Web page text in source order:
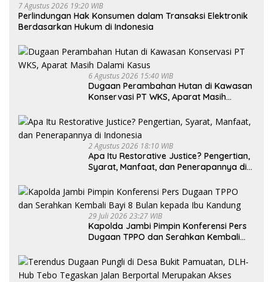
7 Agustus 2026 19:20 WIB
Perlindungan Hak Konsumen dalam Transaksi Elektronik
Berdasarkan Hukum di Indonesia
6 Agustus 2026 15:40 WIB
Dugaan Perambahan Hutan di Kawasan
Konservasi PT WKS, Aparat Masih
2 Agustus 2026 18:10 WIB
Apa Itu Restorative Justice? Pengertian,
Syarat, Manfaat, dan Penerapannya di
29 Juli 2026 23:27 WIB
Kapolda Jambi Pimpin Konferensi Pers
Dugaan TPPO dan Serahkan Kembali